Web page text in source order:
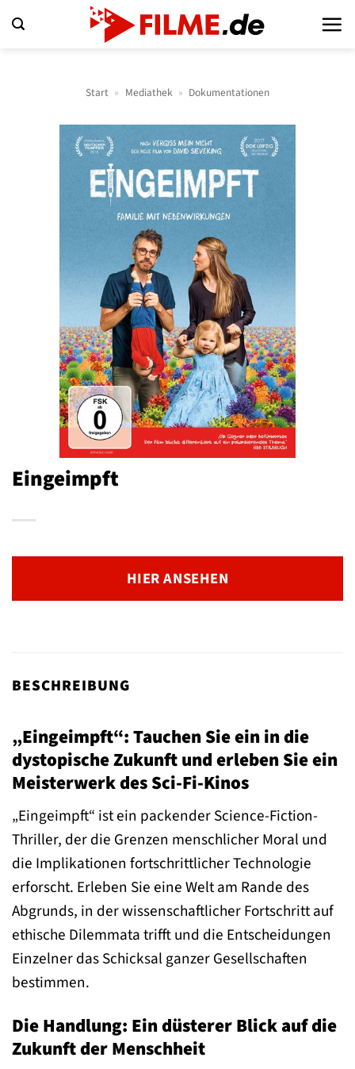
Inhalt
Start » Mediathek » Dokumentationen
Eingeimpft
HIER ANSEHEN
BESCHREIBUNG
„Eingeimpft“: Tauchen Sie ein in die
dystopische Zukunft und erleben Sie ein
Meisterwerk des Sci-Fi-Kinos
„Eingeimpft“ ist ein packender Science-Fiction-
Thriller, der die Grenzen menschlicher Moral und
die Implikationen fortschrittlicher Technologie
erforscht. Erleben Sie eine Welt am Rande des
Abgrunds, in der wissenschaftlicher Fortschritt auf
ethische Dilemmata trifft und die Entscheidungen
Einzelner das Schicksal ganzer Gesellschaften
bestimmen.
Die Handlung: Ein düsterer Blick auf die
Zukunft der Menschheit